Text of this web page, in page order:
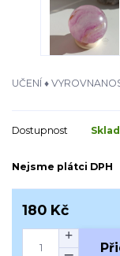
UČENÍ ♦
Dostupnost
Nejsme plátci DPH
180 Kč